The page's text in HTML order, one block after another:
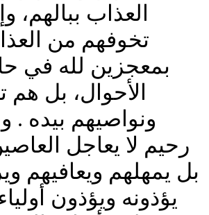
العذاب ببالهم،
تخوفهم من
بمعجزين لله في
الأحوال، بل
ونواصيهم بيده .
رحيم لا يعاجل
بل يمهلهم ويعافيهم
يؤذونه ويؤذون